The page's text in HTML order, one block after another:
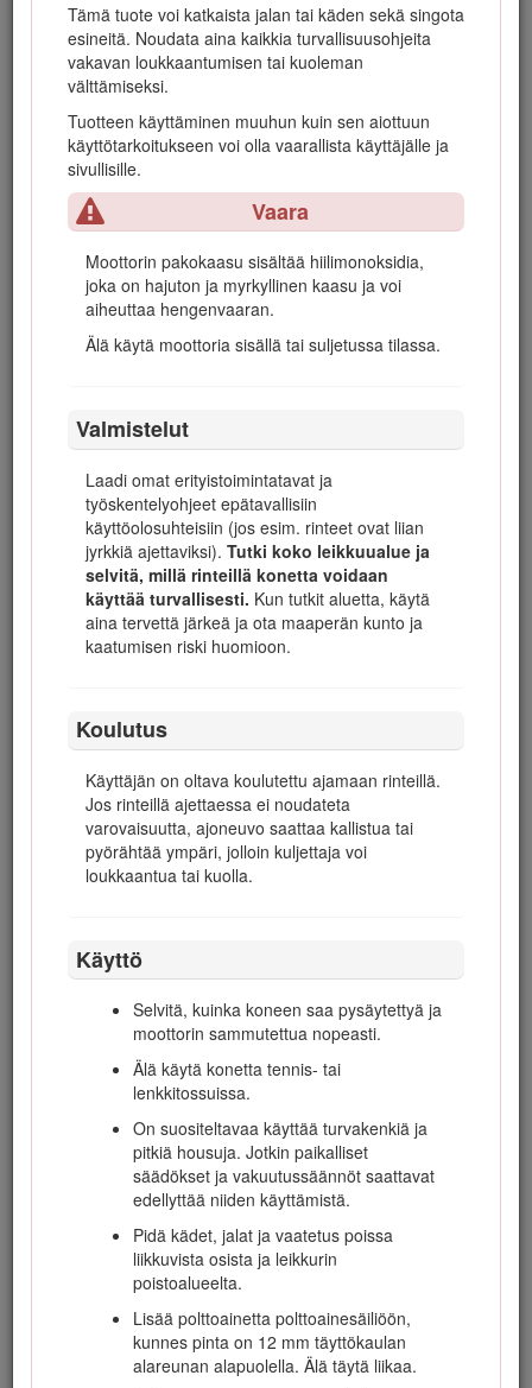
Tämä tuote voi katkaista jalan tai käden sekä singota
esineitä. Noudata aina kaikkia turvallisuusohjeita
vakavan loukkaantumisen tai kuoleman
välttämiseksi.
Tuotteen käyttäminen muuhun kuin sen aiottuun
käyttötarkoitukseen voi olla vaarallista käyttäjälle ja
sivullisille.
Vaara
Moottorin pakokaasu sisältää hiilimonoksidia,
joka on hajuton ja myrkyllinen kaasu ja voi
aiheuttaa hengenvaaran.
Älä käytä moottoria sisällä tai suljetussa tilassa.
Valmistelut
Laadi omat erityistoimintatavat ja
työskentelyohjeet epätavallisiin
käyttöolosuhteisiin (jos esim. rinteet ovat liian
jyrkkiä ajettaviksi). Tutki koko leikkuualue ja
selvitä, millä rinteillä konetta voidaan
käyttää turvallisesti. Kun tutkit aluetta, käytä
aina tervettä järkeä ja ota maaperän kunto ja
kaatumisen riski huomioon.
Koulutus
Käyttäjän on oltava koulutettu ajamaan rinteillä.
Jos rinteillä ajettaessa ei noudateta
varovaisuutta, ajoneuvo saattaa kallistua tai
pyörähtää ympäri, jolloin kuljettaja voi
loukkaantua tai kuolla.
Käyttö
Selvitä, kuinka koneen saa pysäytettyä ja
moottorin sammutettua nopeasti.
Älä käytä konetta tennis- tai
lenkkitossuissa.
On suositeltavaa käyttää turvakenkiä ja
pitkiä housuja. Jotkin paikalliset
säädökset ja vakuutussäännöt saattavat
edellyttää niiden käyttämistä.
Pidä kädet, jalat ja vaatetus poissa
liikkuvista osista ja leikkurin
poistoalueelta.
Lisää polttoainetta polttoainesäiliöön,
kunnes pinta on 12 mm täyttökaulan
alareunan alapuolella. Älä täytä liikaa.
Puhdista moottori, äänenvaimennin, akkutila,
polttoaineen säilytysalue, leikkuuyksiköt ja
käytöt ruohosta, lehdistä tai liiallisesta
Puhdista öljy- ja polttoaineroiskeet.
Vaihda kuluneet tai vaurioituneet osat
turvallisuuden parantamiseksi.
Tyhjennä polttoainesäiliö ulkona.
Jos kone pysäköidään, varastoidaan tai
jätetään ilman valvontaa, laske leikkuuyksiköt
alas, ellei käytettävissä ole mekaanista
puhdistamista tai korjaamista, että kaikki osat
Sulje polttoaineen sulkuventtiili koneen
varastoinnin tai kuljetuksen ajaksi. Älä säilytä
polttoainetta lähellä avotulta.
Pysäköi kone tasaiselle maalle. Älä anna
tehtävään kouluttamattomien henkilöiden
huoltaa konetta.
varastoitunut energiaa.
Irrota akku ennen kuin korjaat konetta. Irrota
kaapeli ensin negatiivisesta navasta ja vasta
sitten positiivisesta navasta. Kytke kaapeli
ensin plusnapaan ja vasta sitten
miinusnapaan.
Pidä kädet ja jalat poissa liikkuvista osista.
Lataa akut avoimessa tilassa, jossa on hyvä
ulottuvilta. Irrota laturin virtajohto ennen kuin
kytket laturin akkuun tai irrotat sen akusta.
Käytä suojavaatetusta ja eristettyjä työkaluja.
Kuljetus
Ole varovainen lastatessasi konetta
perävaunuun tai kuorma autoon.
Käytä täysleveää ramppia lastatessasi
konetta perävaunuun tai kuorma-autoon.
Kiinnitä kone tiukasti hihnoilla, ketjuilla,
kaapeleilla tai köysillä. Etu- ja takahihnat on
suunnattava alas- ja ulospäin koneesta.